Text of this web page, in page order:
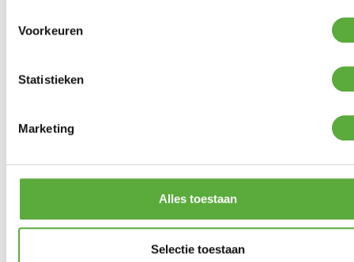
Voorkeuren
Statistieken
Marketing
Alles toestaan
Selectie toestaan
€9,95
Crespo Krukje/Voetensteun
AP-302 Air-Deluxe Blauw
€49,95